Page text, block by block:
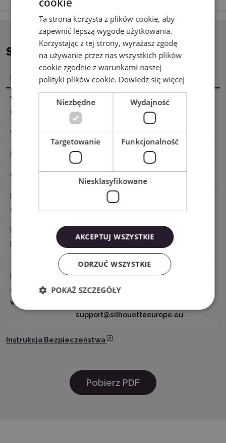
SPECYFIKACJA
Nazwa Wartość
Wymiary
materiału
22,9 x 305 cm
Wykończenie Błyszczące
Baza Samoprzylepna
Cięcie
Powierzchnia
do zadruku
Dane
producenta
Silhouette America® Inc.618 N. 2000
W.Lindon, Utah 84042, USA
support@silhouetteamerica.com
Podmiot
odpowiedzialny
w UE
Graphtec Europe B.V. address:
Kruisweg 801-B, 2132NG, Hoofddorp,
support@silhouetteeurope.eu
Instrukcja Bezpieczeństwa
Pobierz PDF
POLISH
Ta strona korzysta z plików cookie, aby
zapewnić lepszą wygodę użytkowania.
Korzystając z tej strony, wyrażasz zgodę
na używanie przez nas wszystkich plików
cookie zgodnie z warunkami naszej
polityki plików cookie. Dowiedz się więcej
Niezbędne Wydajność
Targetowanie Funkcjonalność
Niesklasyfikowane
AKCEPTUJ WSZYSTKIE
ODRZUĆ WSZYSTKIE
POKAŻ SZCZEGÓŁY